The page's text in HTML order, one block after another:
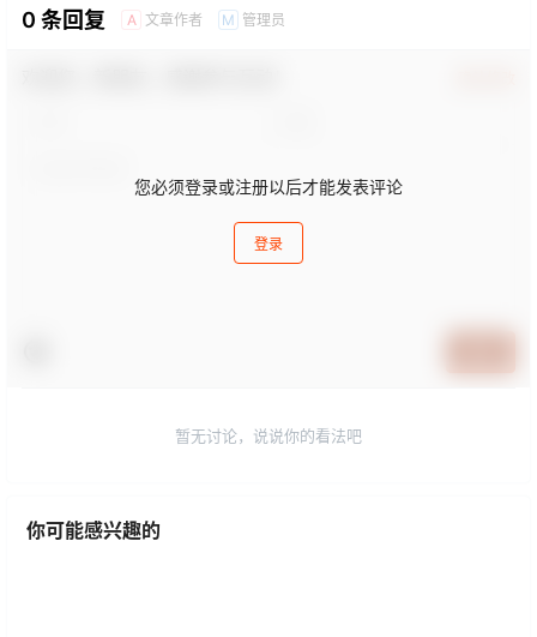
0 条回复 A 文章作者 M 管理员
您必须登录或注册以后才能发表评论
登录
暂无讨论，说说你的看法吧
你可能感兴趣的